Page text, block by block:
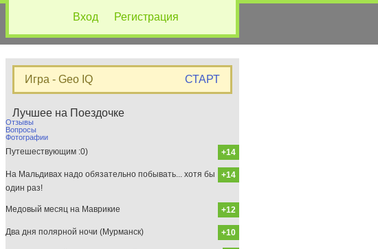
Вход Регистрация
Игра - Geo IQ СТАРТ
Лучшее на Поездочке
Отзывы
Вопросы
Фотографии
+14
Путешествующим :0)
+14
На Мальдивах надо обязательно побывать... хотя бы
один раз!
+12
Медовый месяц на Маврикие
+10
Два дня полярной ночи (Мурманск)